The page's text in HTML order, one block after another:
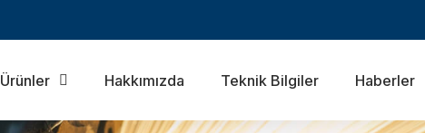
Ürünler Hakkımızda Teknik Bilgiler Haberler